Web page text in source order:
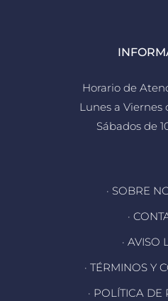
Horario de
Lunes a Viernes
Sábados de
· SOBRE
·
· AVISO
· TÉRMINOS Y
· POLÍTICA